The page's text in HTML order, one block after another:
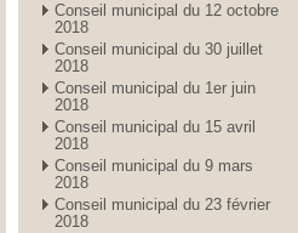
Conseil municipal du 12 octobre
2018
Conseil municipal du 30 juillet
2018
Conseil municipal du 1er juin
2018
Conseil municipal du 15 avril
2018
Conseil municipal du 9 mars
2018
Conseil municipal du 23 février
2018